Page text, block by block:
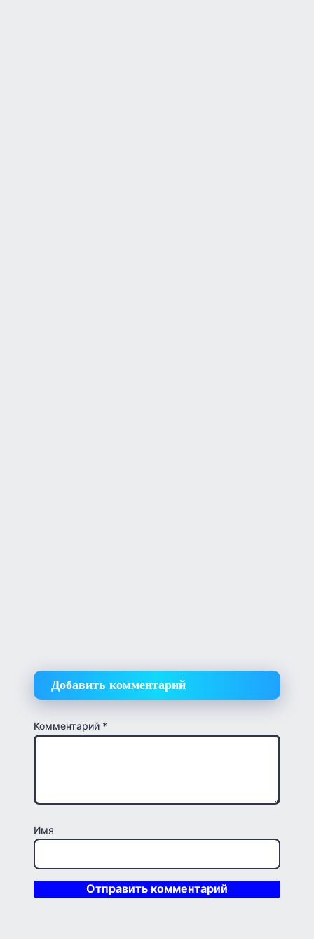
Добавить комментарий
Комментарий *
Имя